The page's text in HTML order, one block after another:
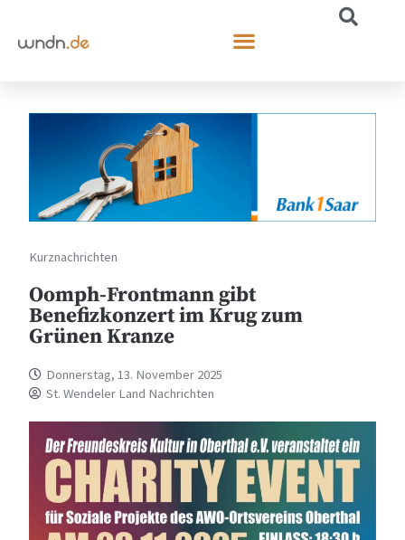
Kurznachrichten
Oomph-Frontmann gibt
Benefizkonzert im Krug zum
Grünen Kranze
Donnerstag, 13. November 2025
St. Wendeler Land Nachrichten